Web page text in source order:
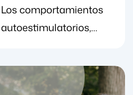
Los comportamientos
autoestimulatorios,
como "stimming", se
asocian habitualmente